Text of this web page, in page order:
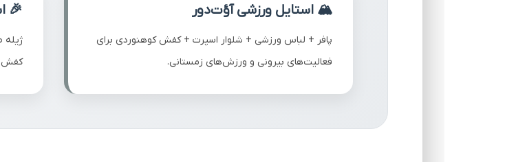
🏔️ استایل ورزشی آؤت‌دور
پافر + لباس ورزشی + شلوار اسپرت + کفش کوهنوردی برای
فعالیت‌های بیرونی و ورزش‌های زمستانی.
🎉
کفش